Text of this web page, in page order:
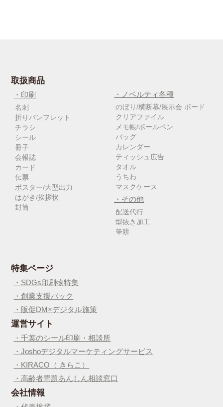
取扱商品
・印刷
名刺
折りパンフレット
チラシ
シール
冊子
会報誌
カード
伝票
ポスター/大型出力
はがき/挨拶状
封筒
・ノベルティ各種
のぼり/横断幕/展示会 ボード
クリアファイル
メモ帳/ボールペン
バッグ
カレンダー
ティッシュ広告
タオル
うちわ
マスクケース
・その他
配送代行
型抜き加工
筆耕
特集ページ
・SDGs印刷物特集
・創業支援パック
・販促DM×デジタル施策
運営サイト
・千葉のシール印刷・相談所
・Joshoデジタルマーケティングサービス
・KIRACO（ きらこ）
・高齢者問題あんしん相談窓口
会社情報